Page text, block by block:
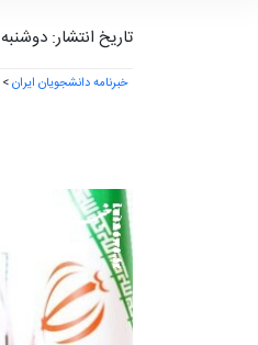
تاریخ انتشار: دوشنبه 1404/09/03 - 01:41
خبرنامه دانشجویان ایران>